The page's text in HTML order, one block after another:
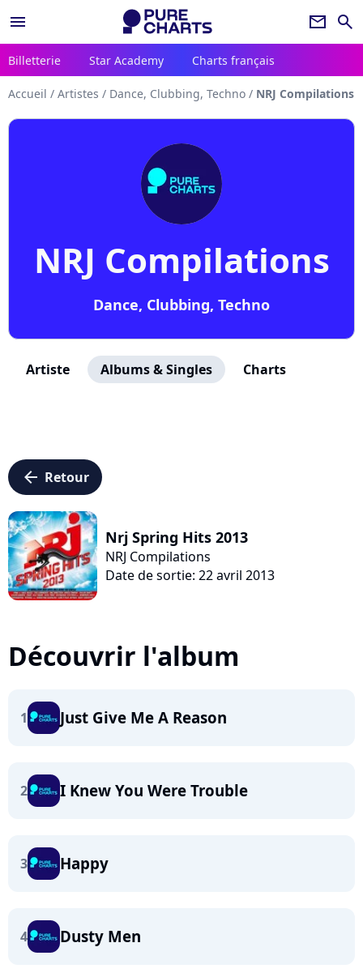
menu newsletter search
Billetterie Star Academy Charts français
Accueil / Artistes / Dance, Clubbing, Techno / NRJ Compilations
NRJ Compilations
Dance, Clubbing, Techno
Artiste Albums & Singles Charts
arrow_left Retour
Nrj Spring Hits 2013
NRJ Compilations
Date de sortie: 22 avril 2013
Découvrir l'album
1 Just Give Me A Reason
2 I Knew You Were Trouble
3 Happy
4 Dusty Men